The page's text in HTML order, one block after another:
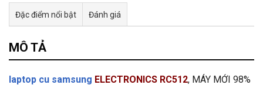
Đặc điểm nổi bật Đánh giá
Tư vấn & bán hàng qua Facebook
MÔ TẢ
laptop cu samsung ELECTRONICS RC512, MÁY MỚI 98%